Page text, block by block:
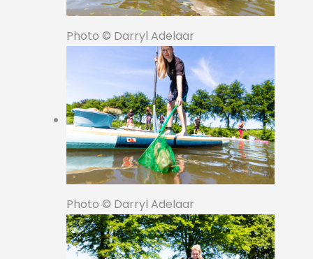
Photo © Darryl Adelaar
Photo © Darryl Adelaar